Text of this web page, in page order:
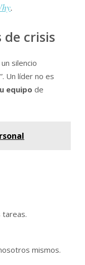
.
crisis
silencio
Un líder no es
equipo de
mismos.